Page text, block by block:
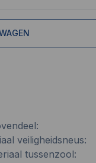
veiligheidsneus:
tussenzool: